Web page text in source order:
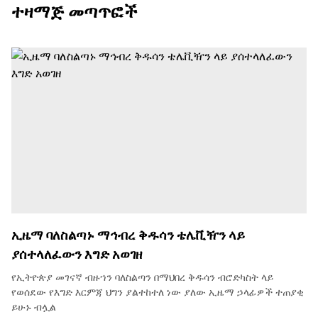
ተዛማጅ መጣጥፎች
ኢዜማ ባለስልጣኑ ማኅብረ ቅዱሳን ቴሌቪዥን ላይ
ያሰተላለፈውን እግድ አወገዘ
የኢትዮጵያ መገናኛ ብዙኀን ባለስልጣን በማህበረ ቅዱሳን ብሮድካስት ላይ
የወሰደው የእግድ እርምጃ ህግን ያልተከተለ ነው ያለው ኢዜማ ኃላፊዎች ተጠያቂ
ይሁኑ ብሏል